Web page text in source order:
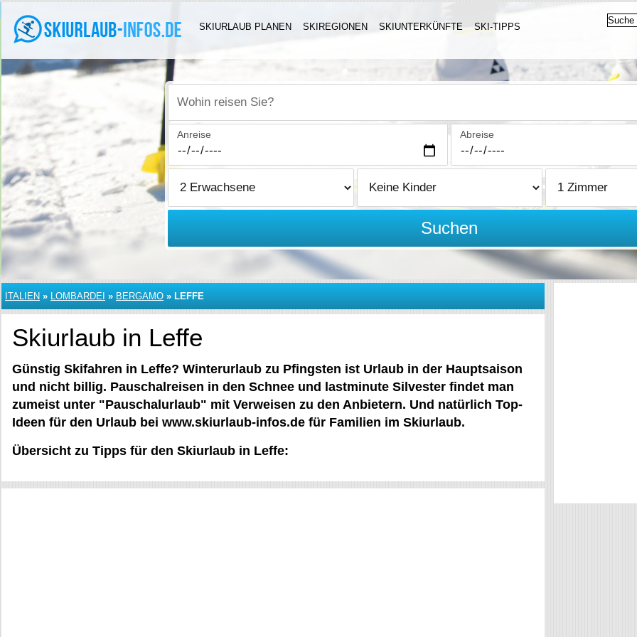
SKIURLAUB PLANEN SKIREGIONEN SKIUNTERKÜNFTE SKI-TIPPS
Wohin reisen Sie?
Anreise Abreise
Suchen
ITALIEN » LOMBARDEI » BERGAMO » LEFFE
Skiurlaub in Leffe
Günstig Skifahren in Leffe? Winterurlaub zu Pfingsten ist Urlaub in der Hauptsaison
und nicht billig. Pauschalreisen in den Schnee und lastminute Silvester findet man
zumeist unter "Pauschalurlaub" mit Verweisen zu den Anbietern. Und natürlich Top-
Ideen für den Urlaub bei www.skiurlaub-infos.de für Familien im Skiurlaub.
Übersicht zu Tipps für den Skiurlaub in Leffe: